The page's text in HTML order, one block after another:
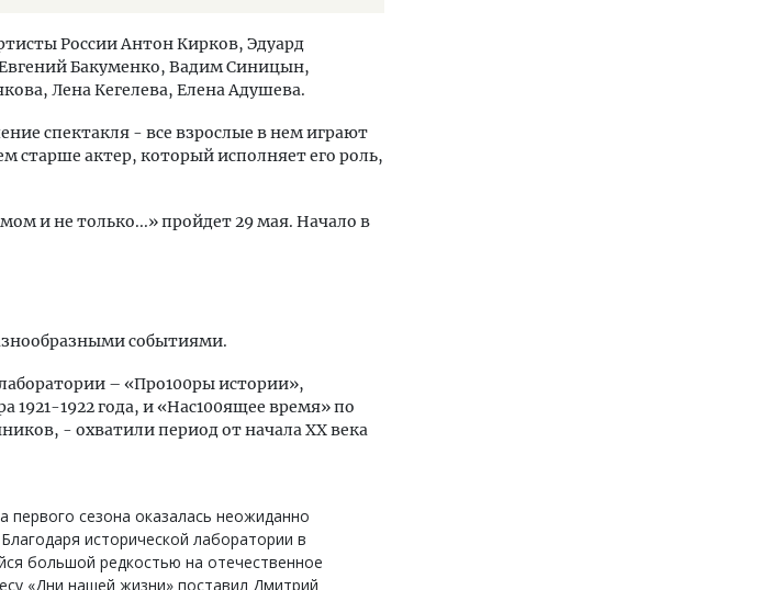
России Антон Кирков, Эдуард
Бакуменко, Вадим Синицын,
Лена Кегелева, Елена Адушева.
спектакля - все взрослые в нем играют
старше актер, который исполняет его роль,
и не только...» пройдет 29 мая. Начало в
событиями.
– «Про100ры истории»,
1921-1922 года, и «Нас100ящее время» по
- охватили период от начала ХХ века
первого сезона оказалась неожиданно
исторической лаборатории в
большой редкостью на отечественное
«Дни нашей жизни» поставил Дмитрий